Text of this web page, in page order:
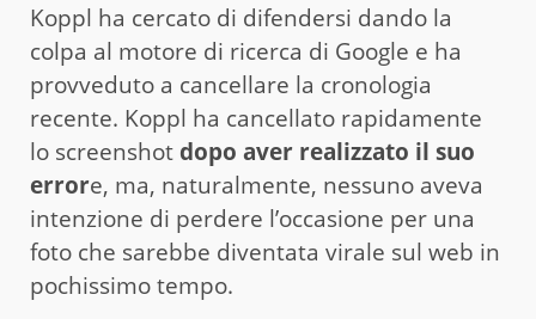
Koppl ha cercato di difendersi dando la
colpa al motore di ricerca di Google e ha
provveduto a cancellare la cronologia
recente. Koppl ha cancellato rapidamente
lo screenshot dopo aver realizzato il suo
errore, ma, naturalmente, nessuno aveva
intenzione di perdere l’occasione per una
foto che sarebbe diventata virale sul web in
pochissimo tempo.